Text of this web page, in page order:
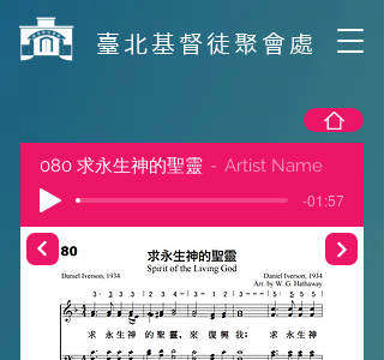
​臺北基督徒聚會處
080 求永生神的聖靈 Artist Name
-01:57